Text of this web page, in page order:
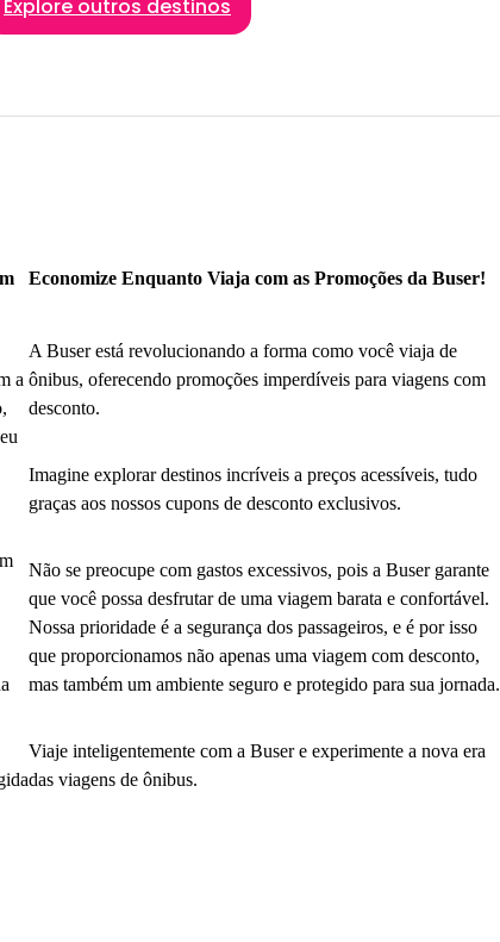
Explore outros destinos
a
Economize Enquanto Viaja com as Promoções da Buser!
A Buser está revolucionando a forma como você viaja de
ônibus, oferecendo promoções imperdíveis para viagens com
desconto.
Imagine explorar destinos incríveis a preços acessíveis, tudo
graças aos nossos cupons de desconto exclusivos.
Não se preocupe com gastos excessivos, pois a Buser garante
que você possa desfrutar de uma viagem barata e confortável.
Nossa prioridade é a segurança dos passageiros, e é por isso
que proporcionamos não apenas uma viagem com desconto,
mas também um ambiente seguro e protegido para sua jornada.
Viaje inteligentemente com a Buser e experimente a nova era
das viagens de ônibus.